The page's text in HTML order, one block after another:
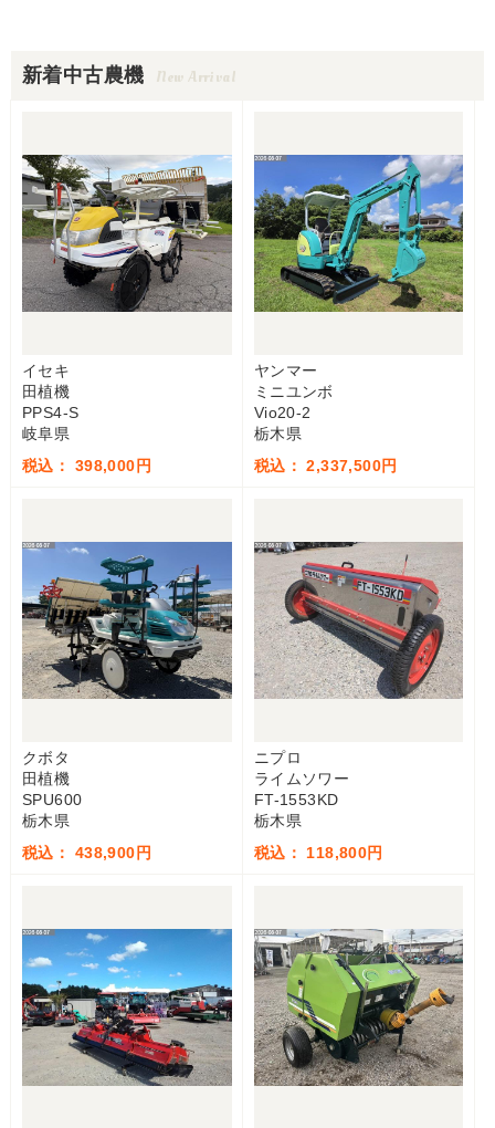
新着中古農機 New Arrival
イセキ
田植機
PPS4-S
岐阜県
税込： 398,000円
ヤンマー
ミニユンボ
Vio20-2
栃木県
税込： 2,337,500円
クボタ
田植機
SPU600
栃木県
税込： 438,900円
ニプロ
ライムソワー
FT-1553KD
栃木県
税込： 118,800円